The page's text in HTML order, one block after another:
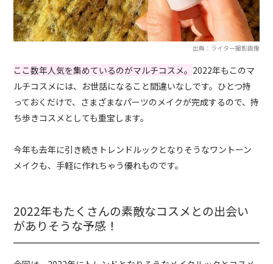
出典：ライター撮影画像
ここ数年人気を集めているのがマルチコスメ。 2022年もこのマ
ルチコスメには、お世話になること間違いなしです。ひとつ持
っておくだけで、さまざまなパーツのメイクが完成するので、持
ち歩きコスメとしても重宝します。
今年も去年に引き続きトレンドルックとなりそうなワントーン
メイクも、手軽に作れちゃう優れものです。
2022年もたくさんの素敵なコスメとの出会い
がありそうな予感！